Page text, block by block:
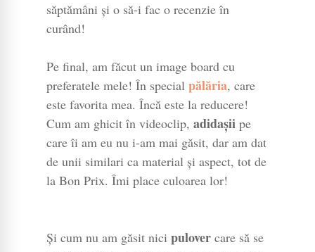
săptămâni și o să-i fac o recenzie în
curând!
Pe final, am făcut un image board cu
preferatele mele! În special pălăria, care
este favorita mea. Încă este la reducere!
Cum am ghicit în videoclip, adidașiipe
care îi am eu nu i-am mai găsit, dar am dat
de unii similari ca material și aspect, tot de
la Bon Prix. Îmi place culoarea lor!
Și cum nu am găsit nici pulovercare să se